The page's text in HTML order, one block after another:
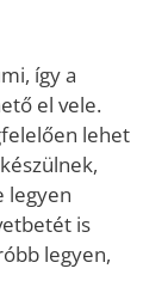
így a
el vele.
lehet
legyen
is
legyen,